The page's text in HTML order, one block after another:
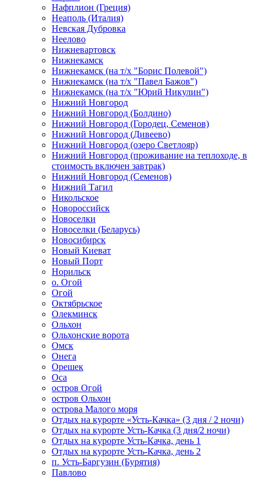
Нафплион (Греция)
Неаполь (Италия)
Невская Дубровка
Неелово
Нижневартовск
Нижнекамск
Нижнекамск (на т/х "Борис Полевой")
Нижнекамск (на т/х "Павел Бажов")
Нижнекамск (на т/х "Юрий Никулин")
Нижний Новгород
Нижний Новгород (Болдино)
Нижний Новгород (Городец, Семенов)
Нижний Новгород (Дивеево)
Нижний Новгород (озеро Светлояр)
Нижний Новгород (проживание на теплоходе, в
стоимость включен завтрак)
Нижний Новгород (Семенов)
Нижний Тагил
Никольское
Новороссийск
Новоселки
Новоселки (Беларусь)
Новосибирск
Новый Киеват
Новый Порт
Норильск
о. Огой
Огой
Октябрьское
Олекминск
Ольхон
Ольхонские ворота
Омск
Онега
Орешек
Оса
остров Огой
остров Ольхон
острова Малого моря
Отдых на курорте «Усть-Качка» (3 дня / 2 ночи)
Отдых на курорте Усть-Качка (3 дня/2 ночи)
Отдых на курорте Усть-Качка, день 1
Отдых на курорте Усть-Качка, день 2
п. Усть-Баргузин (Бурятия)
Павлово